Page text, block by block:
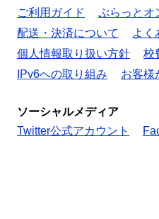
ご利用ガイド
ぷらっとオ
配送・決済について
よく
個人情報取り扱い方針
校
IPv6への取り組み
お客様
ソーシャルメディア
Twitter公式アカウント